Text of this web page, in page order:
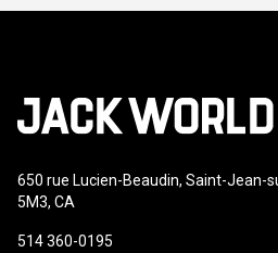
650 rue Lucien-Beaudin, Saint-Jean-
5M3, CA
514 360-0195